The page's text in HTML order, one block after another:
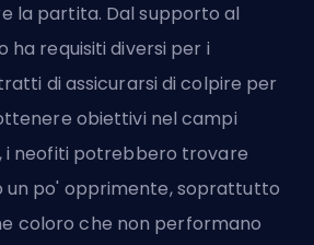
la partita. Dal supporto al
ha requisiti diversi per i
di assicurarsi di colpire per
obiettivi nel campi
i neofiti potrebbero trovare
un po' opprimente, soprattutto
coloro che non performano